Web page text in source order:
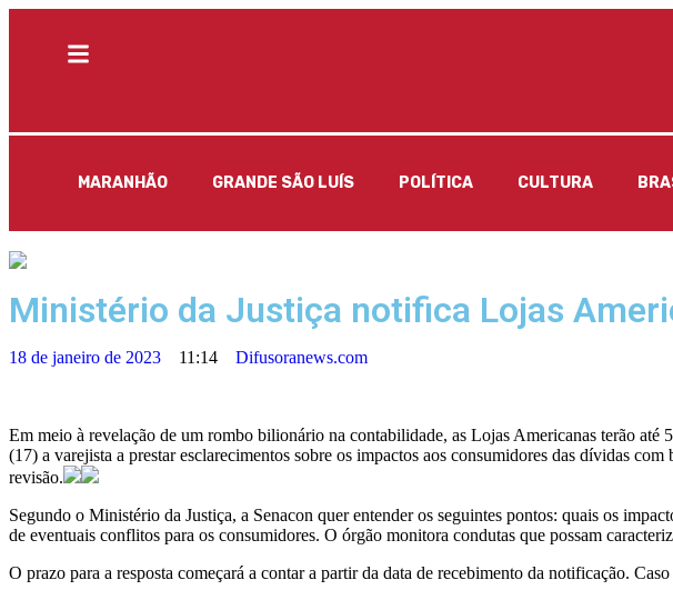
MARANHÃO GRANDE SÃO LUÍS POLÍTICA CULTURA
Ministério da Justiça notifica Lojas
18 de janeiro de 2023 11:14 Difusoranews.com
Em meio à revelação de um rombo bilionário na contabilidade, as Lojas Americanas terão
(17) a varejista a prestar esclarecimentos sobre os impactos aos consumidores das dívidas
revisão.
Segundo o Ministério da Justiça, a Senacon quer entender os seguintes pontos: quais os
de eventuais conflitos para os consumidores. O órgão monitora condutas que possam
O prazo para a resposta começará a contar a partir da data de recebimento da notificação.